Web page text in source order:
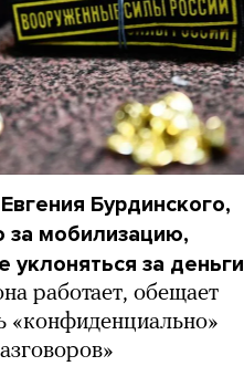
Бурдинского,
за мобилизацию,
уклоняться за деньги
работает, обещает
«конфиденциально»